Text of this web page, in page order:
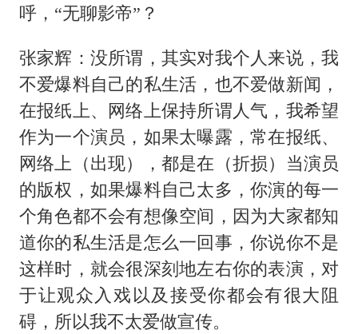
呼，“无聊影帝”？
张家辉：没所谓，其实对我个人来说，我
不爱爆料自己的私生活，也不爱做新闻，
在报纸上、网络上保持所谓人气，我希望
作为一个演员，如果太曝露，常在报纸、
网络上（出现），都是在（折损）当演员
的版权，如果爆料自己太多，你演的每一
个角色都不会有想像空间，因为大家都知
道你的私生活是怎么一回事，你说你不是
这样时，就会很深刻地左右你的表演，对
于让观众入戏以及接受你都会有很大阻
碍，所以我不太爱做宣传。